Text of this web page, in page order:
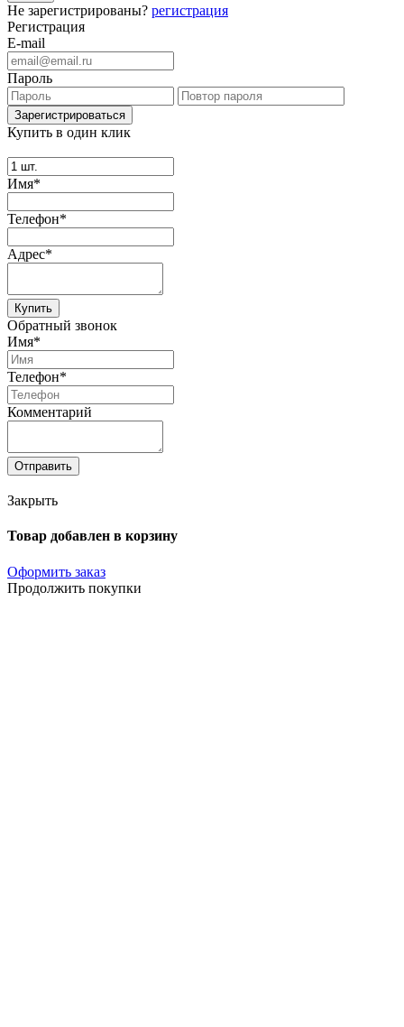
Не зарегистрированы? регистрация
Регистрация
E-mail
Пароль
Купить в один клик
Имя*
Телефон*
Адрес*
Купить
Обратный звонок
Имя*
Телефон*
Комментарий
Отправить
Закрыть
Товар добавлен в корзину
Оформить заказ
Продолжить покупки